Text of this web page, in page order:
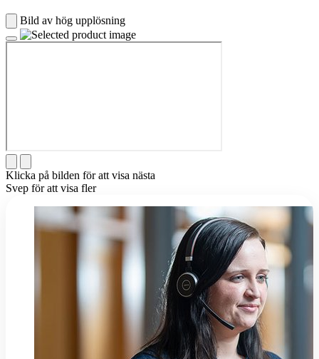
Bild av hög upplösning
Klicka på bilden för att visa nästa
Svep för att visa fler